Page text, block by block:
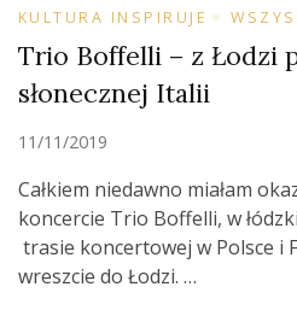
KULTURA INSPIRUJE
Trio Boffelli – z Łodzi
słonecznej Italii
11/11/2019
Całkiem niedawno miałam
koncercie Trio Boffelli, w
trasie koncertowej w Polsce i
wreszcie do Łodzi. …